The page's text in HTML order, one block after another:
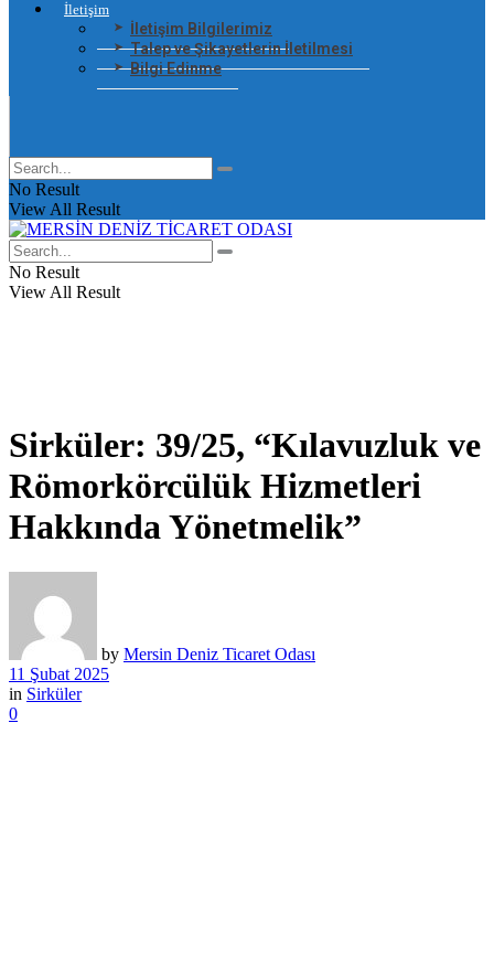
İletişim
İletişim Bilgilerimiz
Talep ve Şikayetlerin İletilmesi
Bilgi Edinme
No Result
View All Result
No Result
View All Result
Sirküler: 39/25, “Kılavuzluk ve
Römorkörcülük Hizmetleri
Hakkında Yönetmelik”
by Mersin Deniz Ticaret Odası
11 Şubat 2025
in Sirküler
0